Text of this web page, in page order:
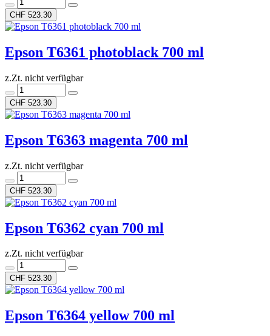
CHF 523.30
Epson T6361 photoblack 700 ml
z.Zt. nicht verfügbar
CHF 523.30
Epson T6363 magenta 700 ml
z.Zt. nicht verfügbar
CHF 523.30
Epson T6362 cyan 700 ml
z.Zt. nicht verfügbar
CHF 523.30
Epson T6364 yellow 700 ml